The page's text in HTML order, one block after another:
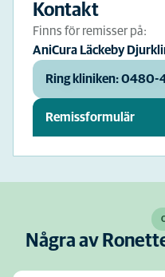
Kontakt
Finns för remisser på:
AniCura Läckeby
Ring kliniken: 0480-
Remissformulär
Några av